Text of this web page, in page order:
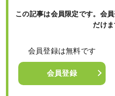
この記事は会員限定です。会
だけま
会員登録は無料です
会員登録